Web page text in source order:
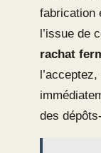
fabrication
l’issue de
rachat
des